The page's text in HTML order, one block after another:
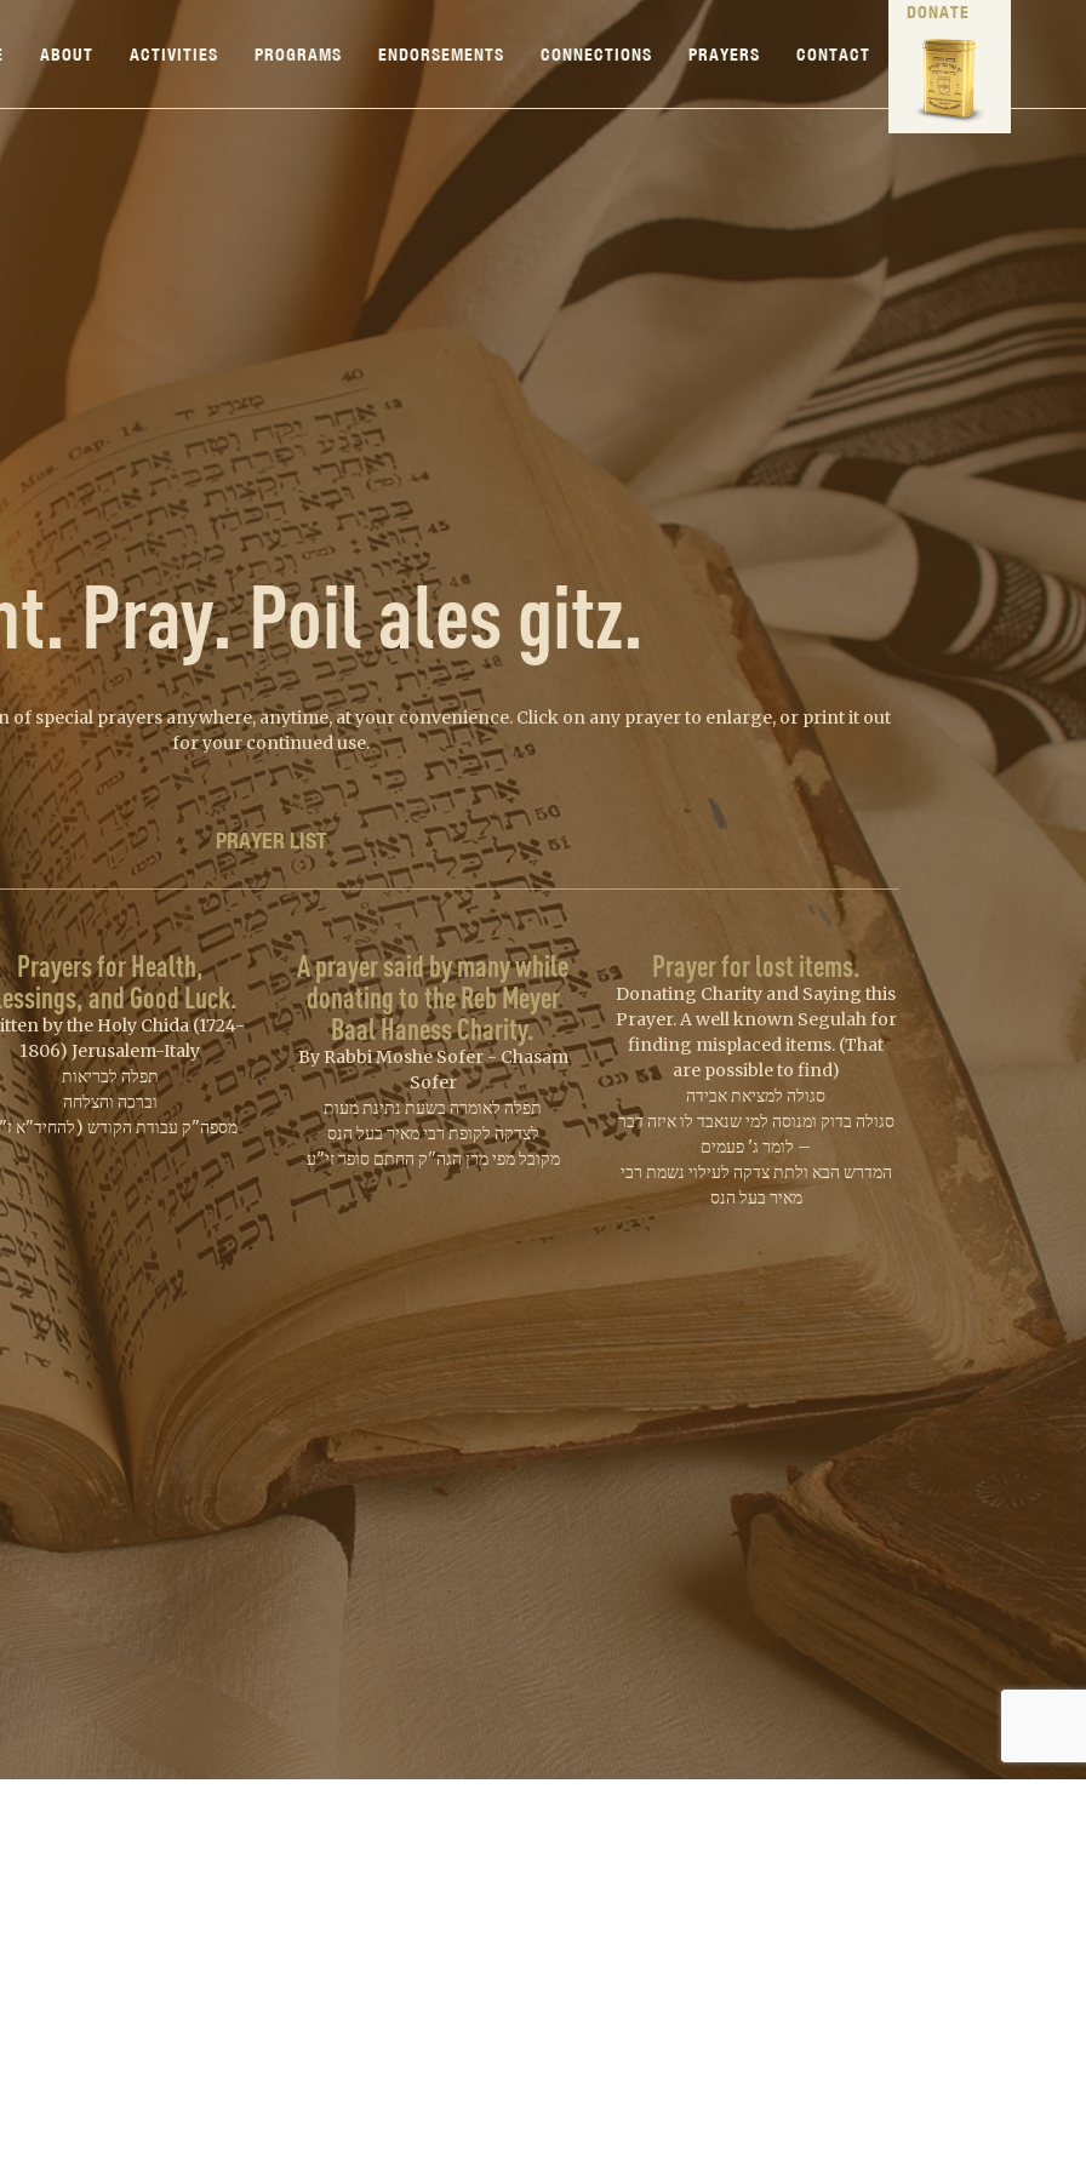
ABOUT ACTIVITIES PROGRAMS ENDORSEMENTS CONNECTIONS PRAYERS CONTACT
DONATE
Pray. Poil ales gitz.
of special prayers anywhere, anytime, at your convenience. Click on any prayer to enlarge, or print it out
for your continued use.
PRAYER LIST
Prayers for Health,
and Good Luck.
by the Holy Chida (1724-
1806) Jerusalem-Italy
תפלה לבריאות
וברכה והצלחה
(מספה"ק עבודת הקודש (להחיד"א
A prayer said by many while
donating to the Reb Meyer
Baal Haness Charity.
By Rabbi Moshe Sofer - Chasam
Sofer
תפלה לאומרה בשעת נתינת מעות
לצדקה לקופת רבי מאיר בעל הנס
מקובל מפי מרן הגה"ק החתם סופר זי"ע
Prayer for lost items.
Donating Charity and Saying this
Prayer. A well known Segulah for
finding misplaced items. (That
are possible to find)
סגולה למציאת אבידה
סגולה בדוק ומנוסה למי שנאבד לו איזה דבר
– לומר ג' פעמים
המדרש הבא ולתת צדקה לעילוי נשמת רבי
מאיר בעל הנס